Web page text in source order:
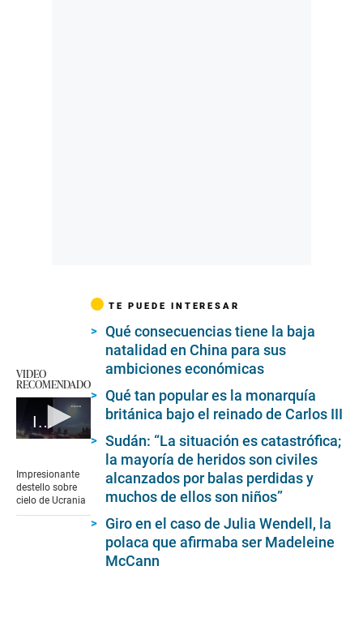
VIDEO
RECOMENDADO
Impresionante destello sobre cielo de Ucrania
of
44
seconds
Impresionante
destello sobre
cielo de Ucrania
TE PUEDE INTERESAR
Qué consecuencias tiene la baja
natalidad en China para sus
ambiciones económicas
Qué tan popular es la monarquía
británica bajo el reinado de Carlos III
Sudán: “La situación es catastrófica;
la mayoría de heridos son civiles
alcanzados por balas perdidas y
muchos de ellos son niños”
Giro en el caso de Julia Wendell, la
polaca que afirmaba ser Madeleine
McCann